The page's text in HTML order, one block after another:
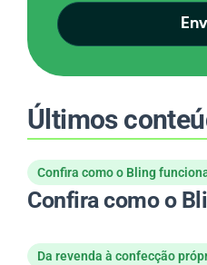
Últimos
Confira como o Bling
Confira como o
Da revenda à confecção